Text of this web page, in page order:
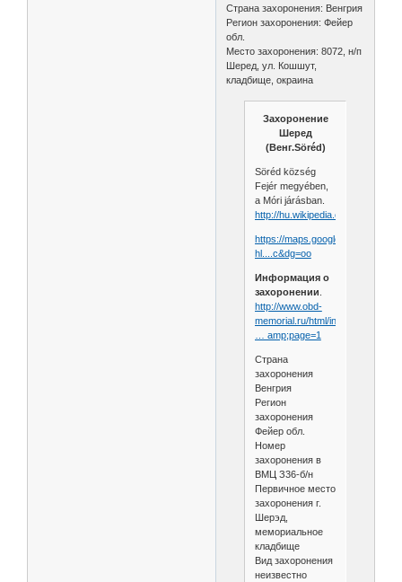
Страна захоронения: Венгрия
Регион захоронения: Фейер
обл.
Место захоронения: 8072, н/п
Шеред, ул. Кошшут,
кладбище, окраина
Захоронение
Шеред
(Венг.Söréd)
Söréd község
Fejér megyében,
a Móri járásban.
http://hu.wikipedia.org/wiki/Söréd
https://maps.google.com/maps?
hl....c&dg=oo
Информация о
захоронении
http://www.obd-
memorial.ru/html/info.ht
… amp;page=1
Страна
захоронения
Венгрия
Регион
захоронения
Фейер обл.
Номер
захоронения в
ВМЦ З36-б/н
Первичное место
захоронения г.
Шерэд,
мемориальное
кладбище
Вид захоронения
неизвестно